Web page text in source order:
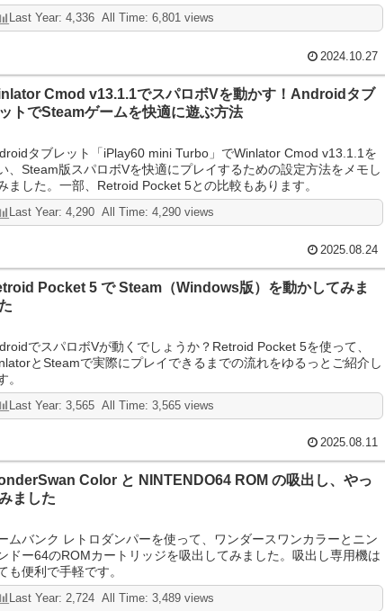
Last Year: 4,336 All Time: 6,801 views
2024.10.27
Cmod v13.1.1でスパロボVを動かす！Androidタブ
トでSteamゲームを快適に遊ぶ方法
タブレット「iPlay60 mini Turbo」でWinlator Cmod v13.1.1を
、Steam版スパロボVを快適にプレイするための設定方法をメモし
ました。一部、Retroid Pocket 5との比較もあります。
Last Year: 4,290 All Time: 4,290 views
2025.08.24
Pocket 5 で Steam（Windows版）を動かしてみま
でスパロボVが動くでしょうか？Retroid Pocket 5を使って、
とSteamで実際にプレイできるまでの流れをゆるっとご紹介し
。
Last Year: 3,565 All Time: 3,565 views
2025.08.11
Color と NINTENDO64 ROM の吸出し、やっ
ました
ムバンク レトロダンパーを使って、ワンダースワンカラーとニン
ドー64のROMカートリッジを吸出してみました。吸出し専用機は
も便利で手軽です。
Last Year: 2,724 All Time: 3,489 views